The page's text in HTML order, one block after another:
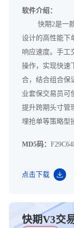
软件介绍：
快期2是一款
设计的高性能下
响应速度。手工
操作，实现快速
合，结合组合保
业套保交易员可
提升跨期头寸管
埋抢单等策略型
MD5码：
点击下载
快期V3交